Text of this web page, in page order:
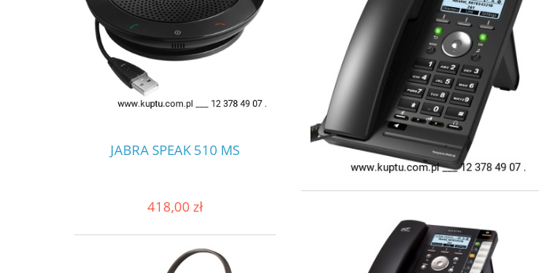
JABRA SPEAK 510 MS
418,00 zł